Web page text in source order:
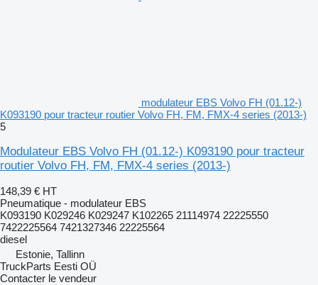
modulateur EBS Volvo FH (01.12-)
K093190 pour tracteur routier Volvo FH, FM, FMX-4 series (2013-)
5
Modulateur EBS Volvo FH (01.12-) K093190 pour tracteur
routier Volvo FH, FM, FMX-4 series (2013-)
148,39 € HT
Pneumatique - modulateur EBS
K093190 K029246 K029247 K102265 21114974 22225550
7422225564 7421327346 22225564
diesel
Estonie, Tallinn
TruckParts Eesti OÜ
Contacter le vendeur